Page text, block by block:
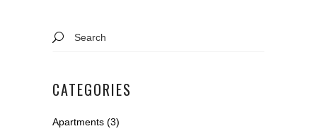
Search
for:
CATEGORIES
Apartments (3)